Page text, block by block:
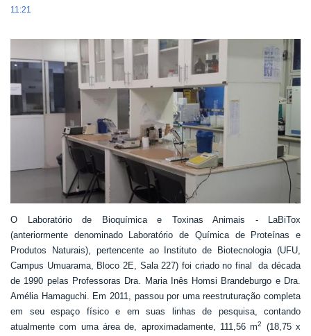
11:21
O Laboratório de Bioquímica e Toxinas Animais - LaBiTox
(anteriormente denominado Laboratório de Química de Proteínas e
Produtos Naturais), pertencente ao Instituto de Biotecnologia (UFU,
Campus Umuarama, Bloco 2E, Sala 227) foi criado no final da década
de 1990 pelas Professoras Dra. Maria Inês Homsi Brandeburgo e Dra.
Amélia Hamaguchi. Em 2011, passou por uma reestruturação completa
em seu espaço físico e em suas linhas de pesquisa, contando
atualmente com uma área de, aproximadamente, 111,56 m2
(18,75 x